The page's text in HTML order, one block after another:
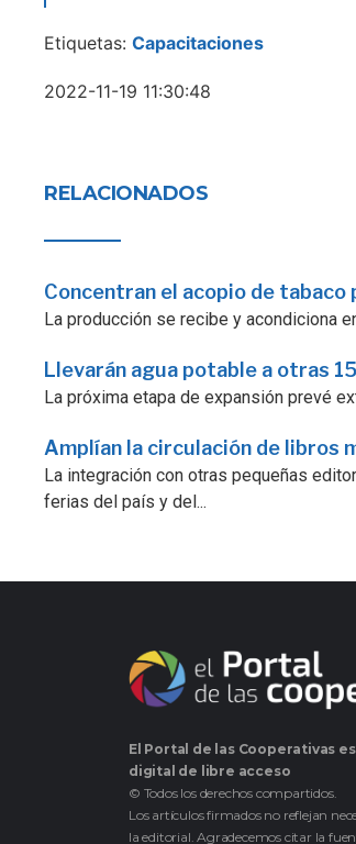
Etiquetas: Capacitaciones
2022-11-19 11:30:48
RELACIONADOS
Concentran el acopio de
La producción se recibe y acondiciona
Llevarán agua potable a otras
La próxima etapa de expansión prevé
Amplían la circulación de libros
La integración con otras pequeñas
ferias del país y del...
El Portal de las Cooperativas
digital de libre acceso
© Todos los derechos compartidos.
Los artículos firmados no reflejan
la editorial. Agradecemos citar la